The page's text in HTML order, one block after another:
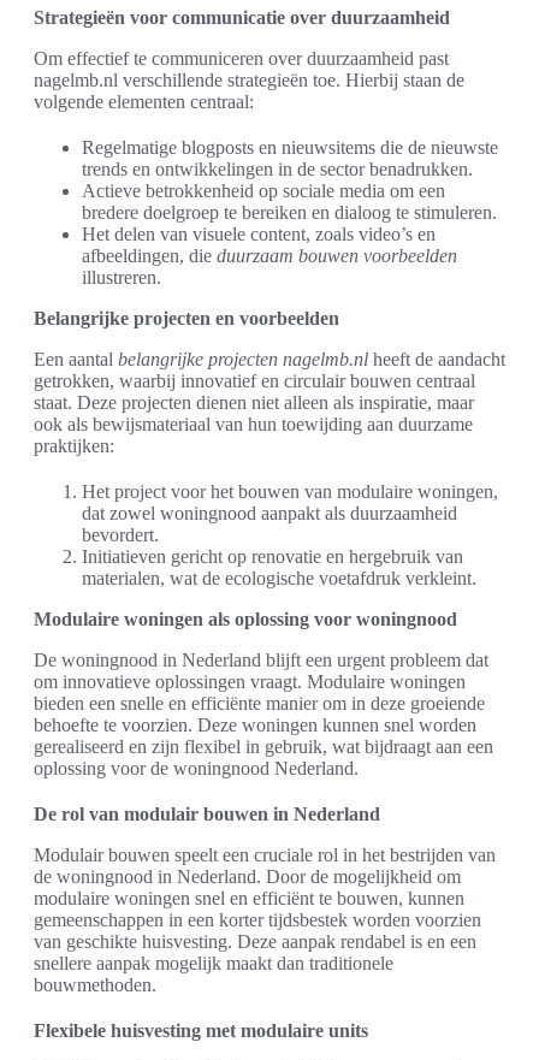
Strategieën voor communicatie over duurzaamheid
Om effectief te communiceren over duurzaamheid past
nagelmb.nl verschillende strategieën toe. Hierbij staan de
volgende elementen centraal:
Regelmatige blogposts en nieuwsitems die de nieuwste
trends en ontwikkelingen in de sector benadrukken.
Actieve betrokkenheid op sociale media om een
bredere doelgroep te bereiken en dialoog te stimuleren.
Het delen van visuele content, zoals video’s en
afbeeldingen, die duurzaam bouwen voorbeelden
illustreren.
Belangrijke projecten en voorbeelden
Een aantal belangrijke projecten nagelmb.nl heeft de aandacht
getrokken, waarbij innovatief en circulair bouwen centraal
staat. Deze projecten dienen niet alleen als inspiratie, maar
ook als bewijsmateriaal van hun toewijding aan duurzame
praktijken:
Het project voor het bouwen van modulaire woningen,
dat zowel woningnood aanpakt als duurzaamheid
bevordert.
Initiatieven gericht op renovatie en hergebruik van
materialen, wat de ecologische voetafdruk verkleint.
Modulaire woningen als oplossing voor woningnood
De woningnood in Nederland blijft een urgent probleem dat
om innovatieve oplossingen vraagt. Modulaire woningen
bieden een snelle en efficiënte manier om in deze groeiende
behoefte te voorzien. Deze woningen kunnen snel worden
gerealiseerd en zijn flexibel in gebruik, wat bijdraagt aan een
oplossing voor de woningnood Nederland.
De rol van modulair bouwen in Nederland
Modulair bouwen speelt een cruciale rol in het bestrijden van
de woningnood in Nederland. Door de mogelijkheid om
modulaire woningen snel en efficiënt te bouwen, kunnen
gemeenschappen in een korter tijdsbestek worden voorzien
van geschikte huisvesting. Deze aanpak rendabel is en een
snellere aanpak mogelijk maakt dan traditionele
bouwmethoden.
Flexibele huisvesting met modulaire units